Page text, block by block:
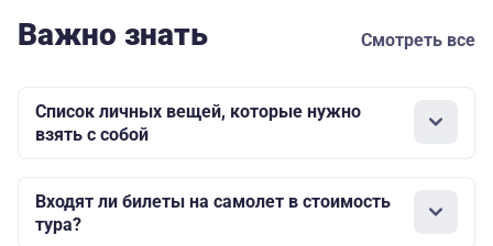
Важно знать Смотреть все
Список личных вещей, которые нужно
взять с собой
Входят ли билеты на самолет в стоимость
тура?